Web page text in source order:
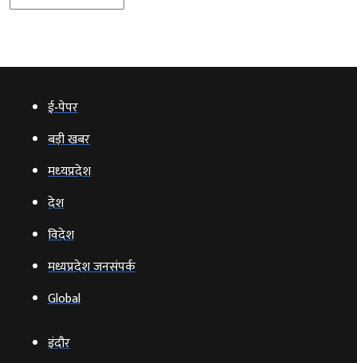
ई‑पेपर
बड़ी खबर
मध्‍यप्रदेश
देश
विदेश
मध्यप्रदेश जनसंपर्क
Global
इंदौर